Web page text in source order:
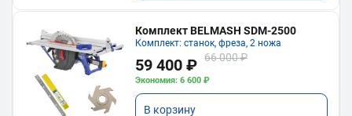
Комплект BELMASH SDM-2500
Комплект: станок, фреза, 2 ножа
59 400 ₽ 66 000 ₽
Экономия: 6 600 ₽
В корзину